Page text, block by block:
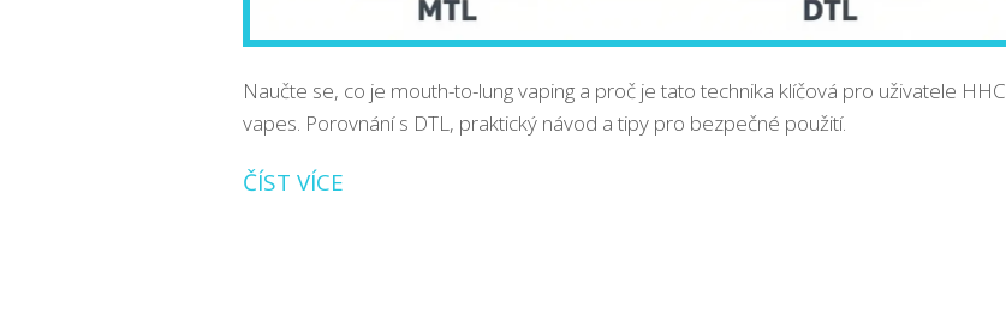
Naučte se, co je mouth-to-lung vaping a proč je tato technika klíčová pro uživatele HHC
vapes. Porovnání s DTL, praktický návod a tipy pro bezpečné použití.
ČÍST VÍCE